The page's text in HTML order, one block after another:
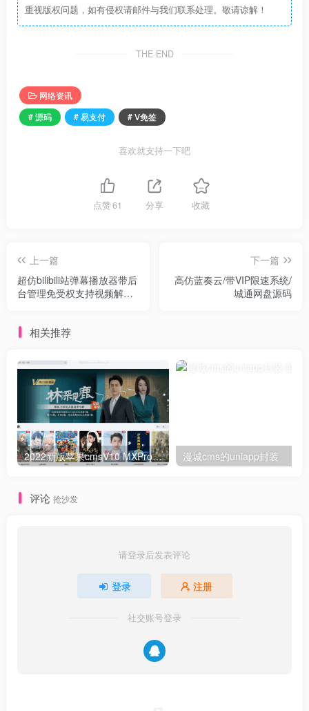
1.搭建V免签 上传v免签程序 解压至根目录
运行目录为public
伪静态 thinkphp
默认文档 index.html放在第一位
上传v免签数据库文件
登录 账号：admin
密码：admin
伪静态
!-e $request_filename
(. [a-zA-Z0- 9 \-\_
rewrite ^/pay/
$ /pay.php
location ^~ /includes
重视版权问题，如有侵权请邮件与我们联系处理。敬请谅解！
THE END
网络资讯
# 源码
# 易支付 # V免签
喜欢就支持一下吧
点赞61 分享 收藏
上一篇
超仿bilibili站弹幕播放器带后
台管理免受权支持视频解
下一篇
高仿蓝奏云/带VIP限速系统/
城通网盘源码
相关推荐
2022新版苹果cmsV10 MXProV4.3自适应影视站主题模板 漫城cms的uniapp封装
评论 抢沙发
请登录后发表评论
登录 注册
社交账号登录